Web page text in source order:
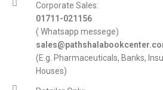
Corporate Sales:
01711-021156
( Whatsapp messege)
(E.g. Pharmaceuticals, Banks,
Houses)